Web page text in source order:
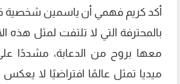
أكد كريم فهمي أن ياسمين شخصية
بالمحترفة التي لا تلتفت لمثل هذه
معها بروح من الدعابة، مشددًا
ميديا تمثل عالمًا افتراضيًا لا يعكس